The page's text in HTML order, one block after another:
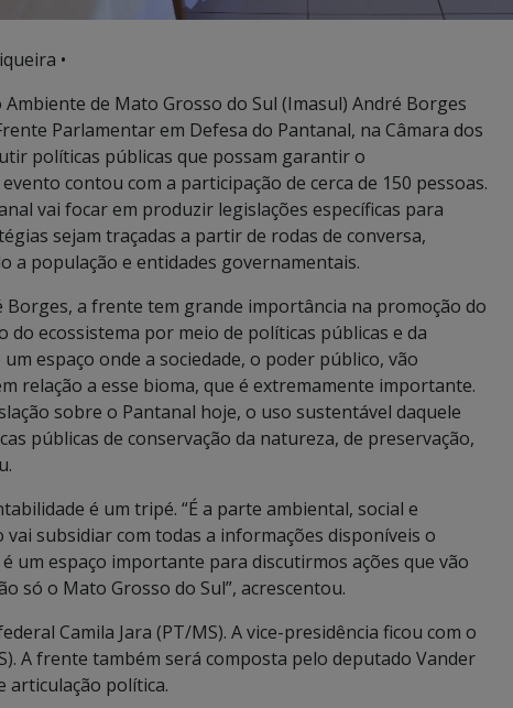
•
de Mato Grosso do Sul (Imasul) André Borges
Parlamentar em Defesa do Pantanal, na Câmara dos
políticas públicas que possam garantir o
contou com a participação de cerca de 150 pessoas.
vai focar em produzir legislações específicas para
sejam traçadas a partir de rodas de conversa,
a população e entidades governamentais.
a frente tem grande importância na promoção do
ecossistema por meio de políticas públicas e da
espaço onde a sociedade, o poder público, vão
relação a esse bioma, que é extremamente importante.
sobre o Pantanal hoje, o uso sustentável daquele
públicas de conservação da natureza, de preservação,
é um tripé. “É a parte ambiental, social e
subsidiar com todas a informações disponíveis o
um espaço importante para discutirmos ações que vão
só o Mato Grosso do Sul”, acrescentou.
Camila Jara (PT/MS). A vice-presidência ficou com o
A frente também será composta pelo deputado Vander
articulação política.